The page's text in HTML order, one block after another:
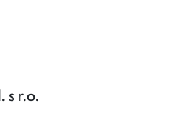
s r.o.